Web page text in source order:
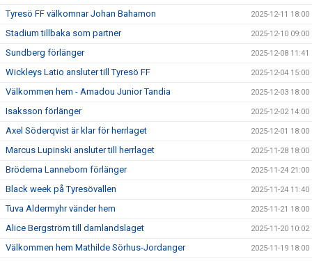
Tyresö FF välkomnar Johan Bahamon 2025-12-11 18:00
Stadium tillbaka som partner 2025-12-10 09:00
Sundberg förlänger 2025-12-08 11:41
Wickleys Latio ansluter till Tyresö FF 2025-12-04 15:00
Välkommen hem - Amadou Junior Tandia 2025-12-03 18:00
Isaksson förlänger 2025-12-02 14:00
Axel Söderqvist är klar för herrlaget 2025-12-01 18:00
Marcus Lupinski ansluter till herrlaget 2025-11-28 18:00
Bröderna Lanneborn förlänger 2025-11-24 21:00
Black week på Tyresövallen 2025-11-24 11:40
Tuva Aldermyhr vänder hem 2025-11-21 18:00
Alice Bergström till damlandslaget 2025-11-20 10:02
Välkommen hem Mathilde Sörhus-Jordanger 2025-11-19 18:00